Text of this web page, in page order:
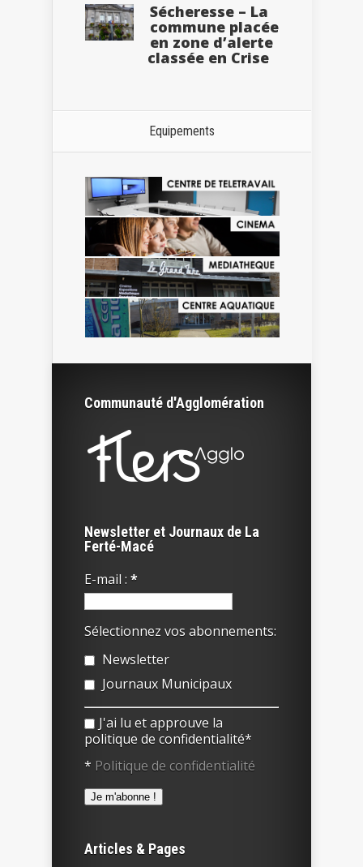
Sécheresse – La
commune placée
en zone d’alerte
classée en Crise
Equipements
Communauté d'Agglomération
Newsletter et Journaux de La
Ferté-Macé
E-mail : *
Sélectionnez vos abonnements:
Newsletter
Journaux Municipaux
J'ai lu et approuve la
politique de confidentialité*
* Politique de confidentialité
Articles & Pages